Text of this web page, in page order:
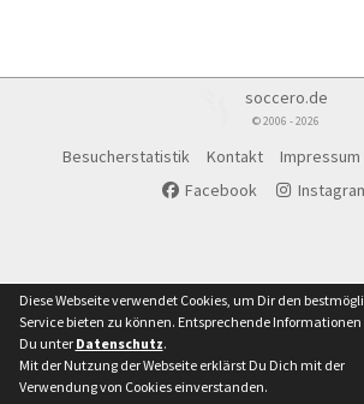
soccero.de
© 2006 - 2026
Besucherstatistik Kontakt Impressum
Facebook
Diese Webseite verwendet Cookies, um Dir den
Service bieten zu können. Entsprechende
Du unter Datenschutz.
Mit der Nutzung der Webseite erklärst Du Dich mit der
Verwendung von Cookies einverstanden.